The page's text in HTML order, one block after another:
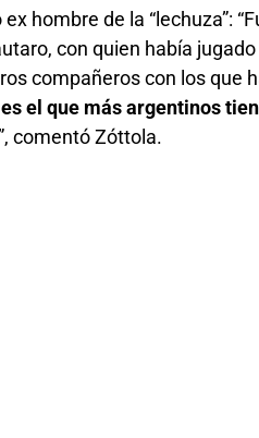
ex hombre de la “lechuza”:
con quien había jugado
compañeros con los que
el que más argentinos
comentó Zóttola.